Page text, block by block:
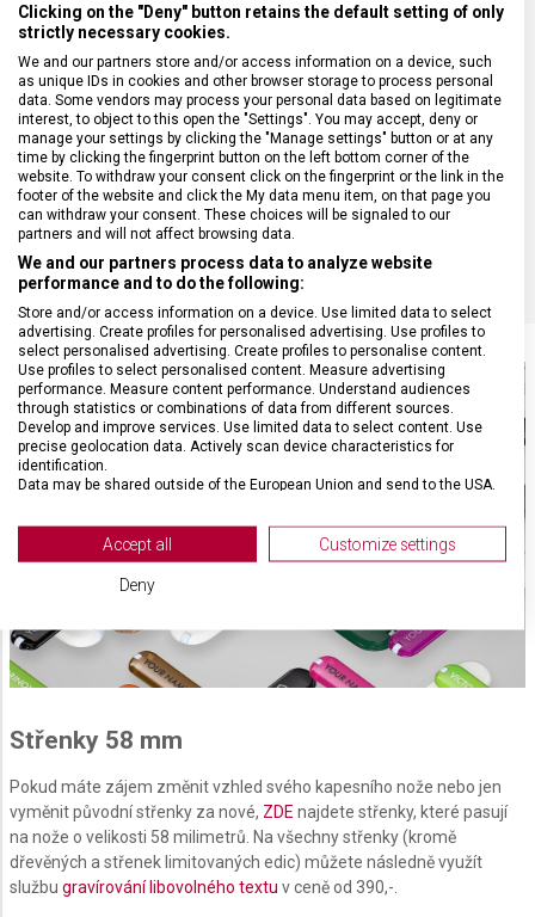
POČET FUNKCÍ
VELIKOST 5,8 x 1,8 cm
MATERIÁL Termoplast
BARVA Žlutá
Střenky 58 mm
Pokud máte zájem změnit vzhled svého kapesního nože nebo jen
vyměnit původní střenky za nové, ZDE najdete střenky, které pasují
na nože o velikosti 58 milimetrů. Na všechny střenky (kromě
dřevěných a střenek limitovaných edic) můžete následně využít
službu gravírování libovolného textu v ceně od 390,-.
Clicking on the "Deny" button retains the default setting of only
strictly necessary cookies.
We and our partners store and/or access information on a device, such
as unique IDs in cookies and other browser storage to process personal
data. Some vendors may process your personal data based on legitimate
interest, to object to this open the "Settings". You may accept, deny or
manage your settings by clicking the "Manage settings" button or at any
time by clicking the fingerprint button on the left bottom corner of the
website. To withdraw your consent click on the fingerprint or the link in the
footer of the website and click the My data menu item, on that page you
can withdraw your consent. These choices will be signaled to our
partners and will not affect browsing data.
We and our partners process data to analyze website
performance and to do the following:
Store and/or access information on a device. Use limited data to select
advertising. Create profiles for personalised advertising. Use profiles to
select personalised advertising. Create profiles to personalise content.
Use profiles to select personalised content. Measure advertising
performance. Measure content performance. Understand audiences
through statistics or combinations of data from different sources.
Develop and improve services. Use limited data to select content. Use
precise geolocation data. Actively scan device characteristics for
identification.
Data may be shared outside of the European Union and send to the USA.
View Partner List (2 IAB Vendors)
We use your data for the following purposes:
Store and/or access information on a device
Use limited data to select advertising
Create profiles for personalised advertising
Use profiles to select personalised
advertising
Create profiles to personalise content
Accept all Customize settings
Deny